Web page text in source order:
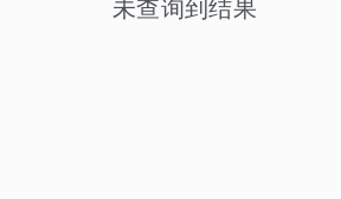
未查询到结果